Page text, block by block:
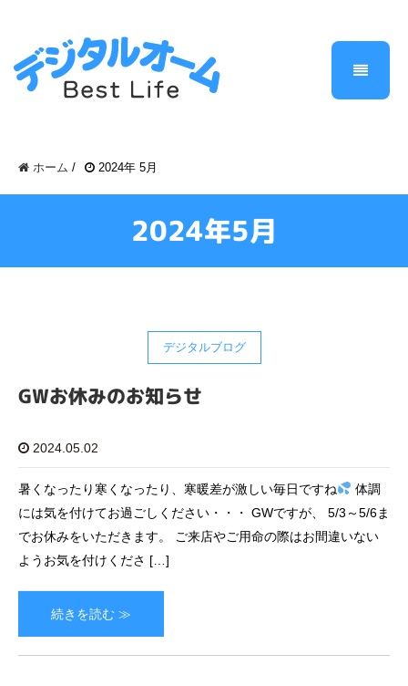
ホーム / 2024年 5月
2024年5月
デジタルブログ
GWお休みのお知らせ
2024.05.02
暑くなったり寒くなったり、寒暖差が激しい毎日ですね
体調
には気を付けてお過ごしください・・・ GWですが、 5/3～5/6ま
でお休みをいただきます。 ご来店やご用命の際はお間違いない
ようお気を付けくださ […]
続きを読む ≫